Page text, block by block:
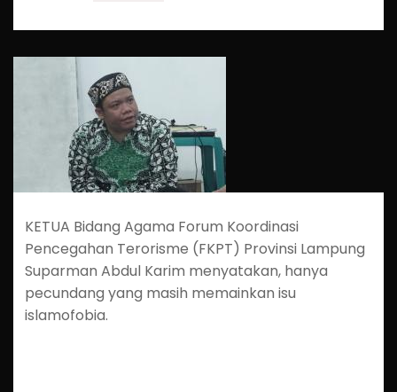
KETUA Bidang Agama Forum Koordinasi
Pencegahan Terorisme (FKPT) Provinsi Lampung
Suparman Abdul Karim menyatakan, hanya
pecundang yang masih memainkan isu
islamofobia.